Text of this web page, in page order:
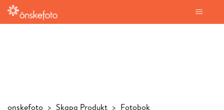
onskefoto Skapa Produkt Fotobok